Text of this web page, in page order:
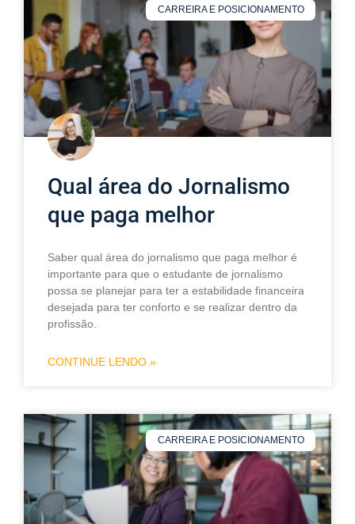
CARREIRA E POSICIONAMENTO
Qual área do Jornalismo
que paga melhor
Saber qual área do jornalismo que paga melhor é
importante para que o estudante de jornalismo
possa se planejar para ter a estabilidade financeira
desejada para ter conforto e se realizar dentro da
profissão.
CONTINUE LENDO »
CARREIRA E POSICIONAMENTO